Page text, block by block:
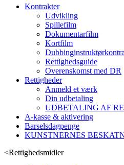
Kontrakter
Udvikling
Spillefilm
Dokumentarfilm
Kortfilm
Rettighedsguide
Overenskomst med DR
Rettigheder
Anmeld et værk
Din udbetaling
UDBETALING AF
A-kasse & aktivering
Barselsdagpenge
KUNSTNERNES
<Rettighedsmidler